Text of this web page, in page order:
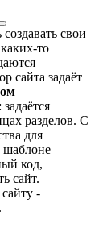
свои
то
сайта задаёт
разделов. С
для
шаблоне
код,
сайт.
-